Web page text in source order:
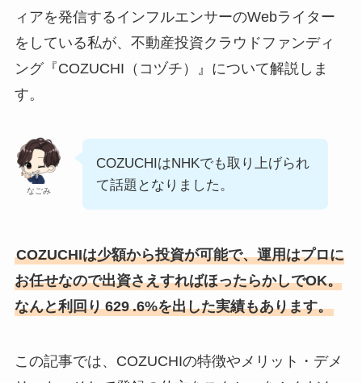
ィアを発信するインフルエンサーのWebライター
をしている私が、不動産投資クラウドファンディ
ング『COZUCHI（コヅチ）』について解説しま
す。
なごみ
COZUCHIはNHKでも取り上げられ
て話題となりました。
COZUCHIは少額から投資が可能で、運用はプロに
お任せなので出資さえすればほったらかしでOK。
なんと利回り 629 .6%を出した実績もあります。
この記事では、COZUCHIの特徴やメリット・デメ